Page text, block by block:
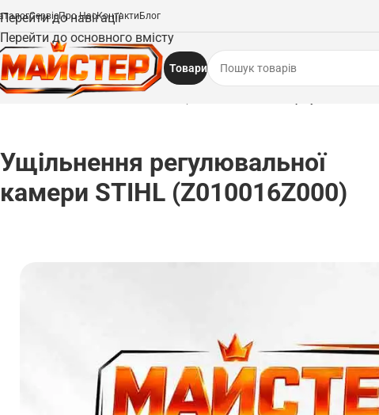
Перейти до навігації
Перейти до основного вмісту
СервісПро НасКонтакти Блог
Товари
Запчастини
Ущільнення регулювальної
камери STIHL (Z010016Z000)